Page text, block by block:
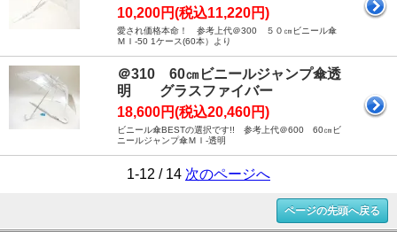
10,200円(税込11,220円)
愛され価格本命！ 参考上代＠300 ５０㎝ビニール傘
ＭＩ-50 1ケース(60本）より
＠310 60㎝ビニールジャンプ傘透
明 グラスファイバー
18,600円(税込20,460円)
ビニール傘BESTの選択です!! 参考上代＠600 60㎝ビ
ニールジャンプ傘ＭＩ-透明
1-12 / 14 次のページへ
ページの先頭へ戻る